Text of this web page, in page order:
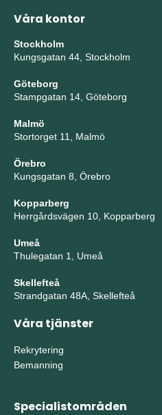
Våra kontor
Stockholm
Kungsgatan 44, Stockholm
Göteborg
Stampgatan 14, Göteborg
Malmö
Stortorget 11, Malmö
Örebro
Kungsgatan 8, Örebro
Kopparberg
Herrgårdsvägen 10, Kopparberg
Umeå
Thulegatan 1, Umeå
Skellefteå
Strandgatan 48A, Skellefteå
Våra tjänster
Rekrytering
Bemanning
Specialistområden